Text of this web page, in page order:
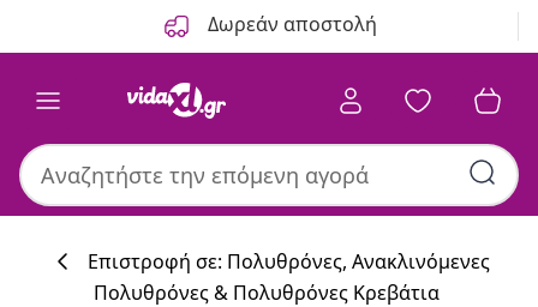
Δωρεάν αποστολή
Επιστροφή σε: Πολυθρόνες, Ανακλινόμενες
Πολυθρόνες & Πολυθρόνες Κρεβάτια